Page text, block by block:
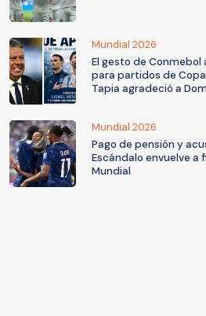
Mundial 2026
El gesto de
para partidos de
Tapia agradeció a
Mundial 2026
Pago de pensión y
Escándalo envuelve a
Mundial